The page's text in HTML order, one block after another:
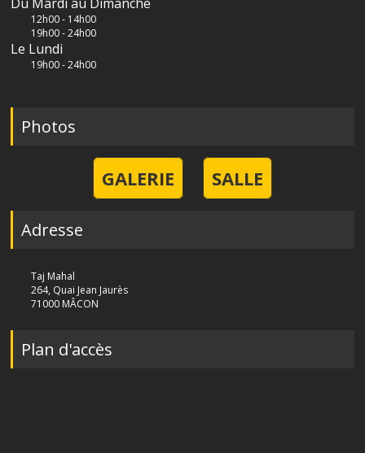
12h00 - 14h00
19h00 - 24h00
Le Lundi
19h00 - 24h00
Photos
GALERIE SALLE
Adresse
Taj Mahal
264, Quai Jean Jaurès
71000 MÂCON
Plan d'accès